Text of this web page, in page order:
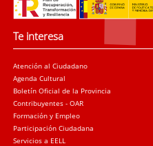
Te interesa
Atención al Ciudadano
Agenda Cultural
Boletín Oficial de la Provincia
Contribuyentes - OAR
Formación y Empleo
Participación Ciudadana
Servicios a EELL